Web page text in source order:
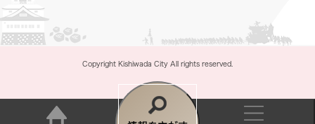
Copyright Kishiwada City All rights reserved.